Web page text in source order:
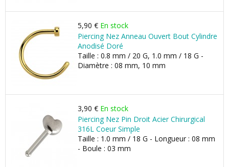
5,90 € En stock
Piercing Nez Anneau Ouvert Bout Cylindre
Anodisé Doré
Taille : 0.8 mm / 20 G, 1.0 mm / 18 G -
Diamètre : 08 mm, 10 mm
3,90 € En stock
Piercing Nez Pin Droit Acier Chirurgical
316L Coeur Simple
Taille : 1.0 mm / 18 G - Longueur : 08 mm
- Boule : 03 mm